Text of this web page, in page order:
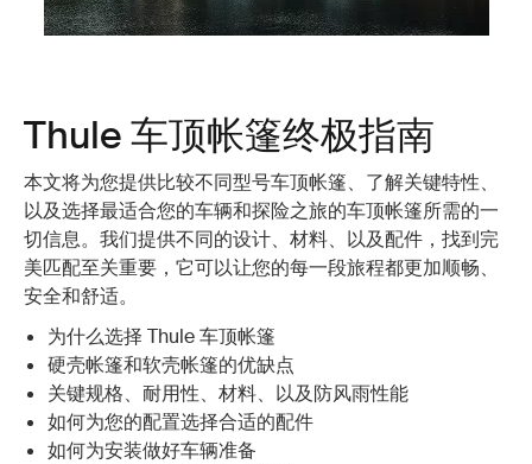
Thule 车顶帐篷终极指南
本文将为您提供比较不同型号车顶帐篷、了解关键特性、
以及选择最适合您的车辆和探险之旅的车顶帐篷所需的一
切信息。我们提供不同的设计、材料、以及配件，找到完
美匹配至关重要，它可以让您的每一段旅程都更加顺畅、
安全和舒适。
为什么选择 Thule 车顶帐篷
硬壳帐篷和软壳帐篷的优缺点
关键规格、耐用性、材料、以及防风雨性能
如何为您的配置选择合适的配件
如何为安装做好车辆准备